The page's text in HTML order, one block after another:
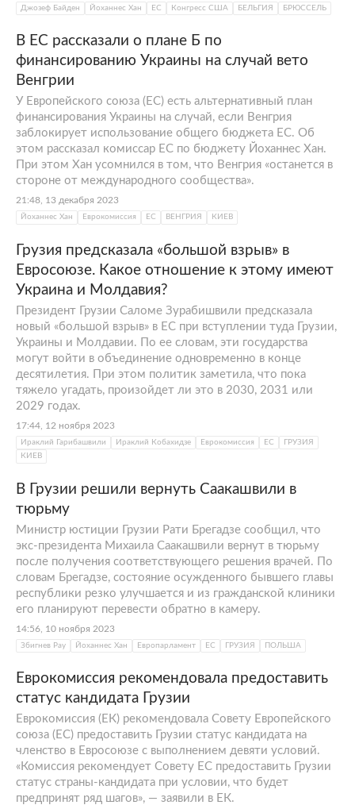
Джозеф Байден Йоханнес Хан ЕС Конгресс США БЕЛЬГИЯ БРЮССЕЛЬ
В ЕС рассказали о плане Б по
финансированию Украины на случай вето
Венгрии
У Европейского союза (ЕС) есть альтернативный план
финансирования Украины на случай, если Венгрия
заблокирует использование общего бюджета ЕС. Об
этом рассказал комиссар ЕС по бюджету Йоханнес Хан.
При этом Хан усомнился в том, что Венгрия «останется в
стороне от международного сообщества».
21:48, 13 декабря 2023
Йоханнес Хан Еврокомиссия ЕС ВЕНГРИЯ КИЕВ
Грузия предсказала «большой взрыв» в
Евросоюзе. Какое отношение к этому имеют
Украина и Молдавия?
Президент Грузии Саломе Зурабишвили предсказала
новый «большой взрыв» в ЕС при вступлении туда Грузии,
Украины и Молдавии. По ее словам, эти государства
могут войти в объединение одновременно в конце
десятилетия. При этом политик заметила, что пока
тяжело угадать, произойдет ли это в 2030, 2031 или
2029 годах.
17:44, 12 ноября 2023
Ираклий Гарибашвили Ираклий Кобахидзе Еврокомиссия ЕС
ГРУЗИЯ
КИЕВ
В Грузии решили вернуть Саакашвили в
тюрьму
Министр юстиции Грузии Рати Брегадзе сообщил, что
экс-президента Михаила Саакашвили вернут в тюрьму
после получения соответствующего решения врачей. По
словам Брегадзе, состояние осужденного бывшего главы
республики резко улучшается и из гражданской клиники
его планируют перевести обратно в камеру.
14:56, 10 ноября 2023
Збигнев Рау Йоханнес Хан Европарламент ЕС ГРУЗИЯ ПОЛЬША
Еврокомиссия рекомендовала предоставить
статус кандидата Грузии
Еврокомиссия (ЕК) рекомендовала Совету Европейского
союза (ЕС) предоставить Грузии статус кандидата на
членство в Евросоюзе с выполнением девяти условий.
«Комиссия рекомендует Совету ЕС предоставить Грузии
статус страны-кандидата при условии, что будет
предпринят ряд шагов», — заявили в ЕК.